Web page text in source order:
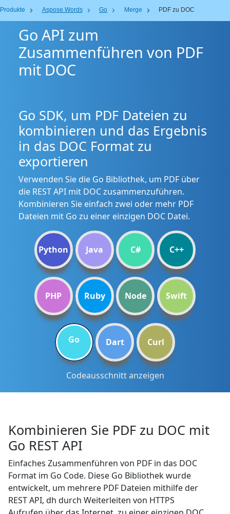
Produkte Aspose.Words Go Merge PDF zu DOC
Go API zum
Zusammenführen von PDF
mit DOC
Go SDK, um PDF Dateien zu
kombinieren und das Ergebnis
in das DOC Format zu
exportieren
Verwenden Sie die Go Bibliothek, um PDF über
die REST API mit DOC zusammenzuführen.
Kombinieren Sie einfach zwei oder mehr PDF
Dateien mit Go zu einer einzigen DOC Datei.
Python Java C# C++
PHP Ruby Node Swift
Go Dart Curl
Codeausschnitt anzeigen
Kombinieren Sie PDF zu DOC mit
Go REST API
Einfaches Zusammenführen von PDF in das DOC
Format im Go Code. Diese Go Bibliothek wurde
entwickelt, um mehrere PDF Dateien mithilfe der
REST API, dh durch Weiterleiten von HTTPS